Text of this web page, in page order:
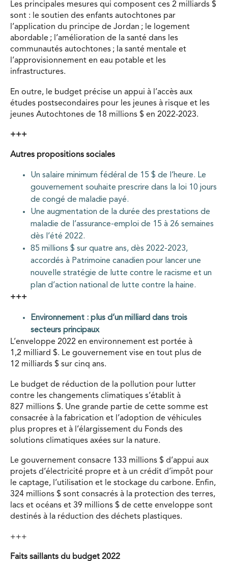
Les principales mesures qui composent ces 2 milliards $
sont : le soutien des enfants autochtones par
l’application du principe de Jordan ; le logement
abordable ; l’amélioration de la santé dans les
communautés autochtones ; la santé mentale et
l’approvisionnement en eau potable et les
infrastructures.
En outre, le budget précise un appui à l’accès aux
études postsecondaires pour les jeunes à risque et les
jeunes Autochtones de 18 millions $ en 2022-2023.
+++
Autres propositions sociales
Un salaire minimum fédéral de 15 $ de l’heure. Le
gouvernement souhaite prescrire dans la loi 10 jours
de congé de maladie payé.
Une augmentation de la durée des prestations de
maladie de l’assurance-emploi de 15 à 26 semaines
dès l’été 2022.
85 millions $ sur quatre ans, dès 2022-2023,
accordés à Patrimoine canadien pour lancer une
nouvelle stratégie de lutte contre le racisme et un
plan d’action national de lutte contre la haine.
+++
Environnement : plus d’un milliard dans trois
secteurs principaux
L’enveloppe 2022 en environnement est portée à
1,2 milliard $. Le gouvernement vise en tout plus de
12 milliards $ sur cinq ans.
Le budget de réduction de la pollution pour lutter
contre les changements climatiques s’établit à
827 millions $. Une grande partie de cette somme est
consacrée à la fabrication et l’adoption de véhicules
plus propres et à l’élargissement du Fonds des
solutions climatiques axées sur la nature.
Le gouvernement consacre 133 millions $ d’appui aux
projets d’électricité propre et à un crédit d’impôt pour
le captage, l’utilisation et le stockage du carbone. Enfin,
324 millions $ sont consacrés à la protection des terres,
lacs et océans et 39 millions $ de cette enveloppe sont
destinés à la réduction des déchets plastiques.
+++
Faits saillants du budget 2022